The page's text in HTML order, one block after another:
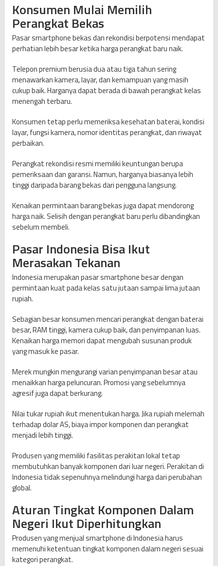
Konsumen Mulai Memilih
Perangkat Bekas
Pasar smartphone bekas dan rekondisi berpotensi mendapat
perhatian lebih besar ketika harga perangkat baru naik.
Telepon premium berusia dua atau tiga tahun sering
menawarkan kamera, layar, dan kemampuan yang masih
cukup baik. Harganya dapat berada di bawah perangkat kelas
menengah terbaru.
Konsumen tetap perlu memeriksa kesehatan baterai, kondisi
layar, fungsi kamera, nomor identitas perangkat, dan riwayat
perbaikan.
Perangkat rekondisi resmi memiliki keuntungan berupa
pemeriksaan dan garansi. Namun, harganya biasanya lebih
tinggi daripada barang bekas dari pengguna langsung.
Kenaikan permintaan barang bekas juga dapat mendorong
harga naik. Selisih dengan perangkat baru perlu dibandingkan
sebelum membeli.
Pasar Indonesia Bisa Ikut
Merasakan Tekanan
Indonesia merupakan pasar smartphone besar dengan
permintaan kuat pada kelas satu jutaan sampai lima jutaan
rupiah.
Sebagian besar konsumen mencari perangkat dengan baterai
besar, RAM tinggi, kamera cukup baik, dan penyimpanan luas.
Kenaikan harga memori dapat mengubah susunan produk
yang masuk ke pasar.
Merek mungkin mengurangi varian penyimpanan besar atau
menaikkan harga peluncuran. Promosi yang sebelumnya
agresif juga dapat berkurang.
Nilai tukar rupiah ikut menentukan harga. Jika rupiah melemah
terhadap dolar AS, biaya impor komponen dan perangkat
menjadi lebih tinggi.
Produsen yang memiliki fasilitas perakitan lokal tetap
membutuhkan banyak komponen dari luar negeri. Perakitan di
Indonesia tidak sepenuhnya melindungi harga dari perubahan
global.
Aturan Tingkat Komponen Dalam
Negeri Ikut Diperhitungkan
Produsen yang menjual smartphone di Indonesia harus
memenuhi ketentuan tingkat komponen dalam negeri sesuai
kategori perangkat.